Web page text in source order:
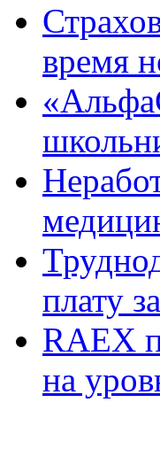
время
плату
RAEX
на